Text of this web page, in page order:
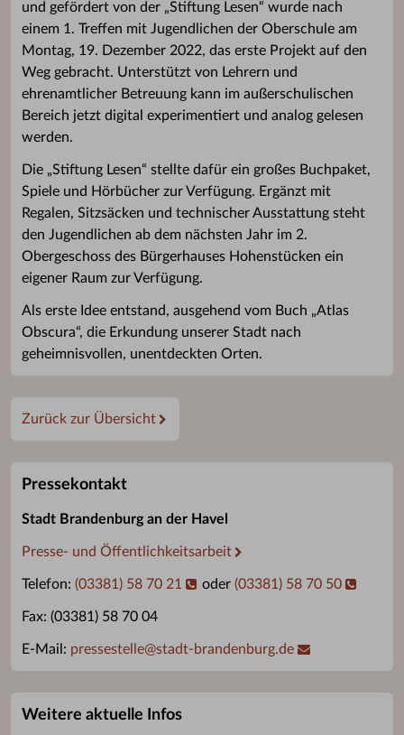
und gefördert von der „Stiftung Lesen“ wurde nach
einem 1. Treffen mit Jugendlichen der Oberschule am
Montag, 19. Dezember 2022, das erste Projekt auf den
Weg gebracht. Unterstützt von Lehrern und
ehrenamtlicher Betreuung kann im außerschulischen
Bereich jetzt digital experimentiert und analog gelesen
werden.
Die „Stiftung Lesen“ stellte dafür ein großes Buchpaket,
Spiele und Hörbücher zur Verfügung. Ergänzt mit
Regalen, Sitzsäcken und technischer Ausstattung steht
den Jugendlichen ab dem nächsten Jahr im 2.
Obergeschoss des Bürgerhauses Hohenstücken ein
eigener Raum zur Verfügung.
Als erste Idee entstand, ausgehend vom Buch „Atlas
Obscura“, die Erkundung unserer Stadt nach
geheimnisvollen, unentdeckten Orten.
Zurück zur Übersicht
Pressekontakt
Stadt Brandenburg an der Havel
Presse- und Öffentlichkeitsarbeit
Telefon: (03381) 58 70 21 oder (03381) 58 70 50
Fax: (03381) 58 70 04
E-Mail: pressestelle@stadt-brandenburg.de
Weitere aktuelle Infos